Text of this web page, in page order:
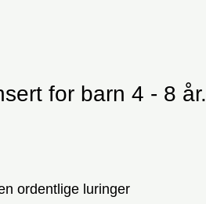
for barn 4 - 8 år.
ordentlige luringer